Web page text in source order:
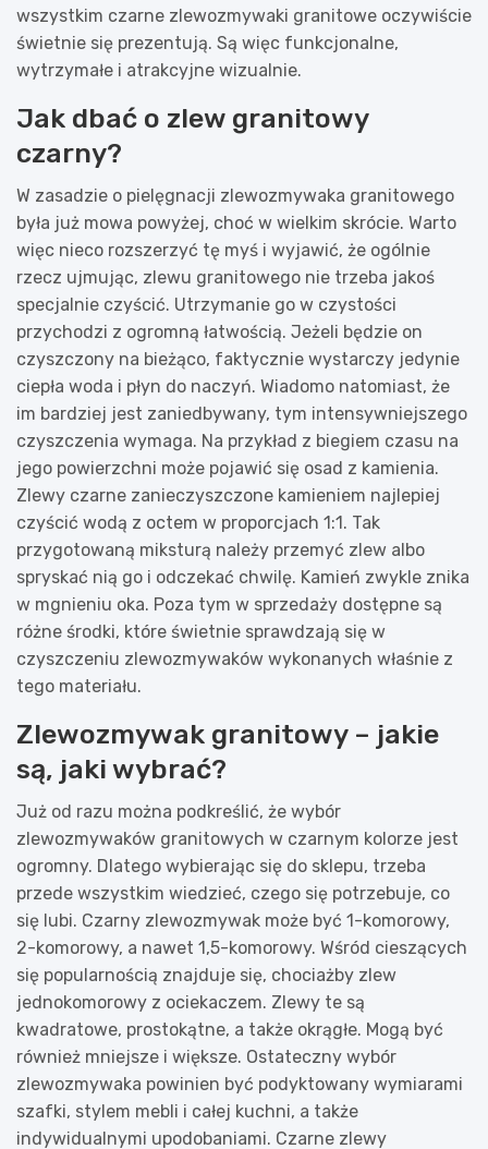
wszystkim czarne zlewozmywaki granitowe oczywiście
świetnie się prezentują. Są więc funkcjonalne,
wytrzymałe i atrakcyjne wizualnie.
Jak dbać o zlew granitowy
czarny?
W zasadzie o pielęgnacji zlewozmywaka granitowego
była już mowa powyżej, choć w wielkim skrócie. Warto
więc nieco rozszerzyć tę myś i wyjawić, że ogólnie
rzecz ujmując, zlewu granitowego nie trzeba jakoś
specjalnie czyścić. Utrzymanie go w czystości
przychodzi z ogromną łatwością. Jeżeli będzie on
czyszczony na bieżąco, faktycznie wystarczy jedynie
ciepła woda i płyn do naczyń. Wiadomo natomiast, że
im bardziej jest zaniedbywany, tym intensywniejszego
czyszczenia wymaga. Na przykład z biegiem czasu na
jego powierzchni może pojawić się osad z kamienia.
Zlewy czarne zanieczyszczone kamieniem najlepiej
czyścić wodą z octem w proporcjach 1:1. Tak
przygotowaną miksturą należy przemyć zlew albo
spryskać nią go i odczekać chwilę. Kamień zwykle znika
w mgnieniu oka. Poza tym w sprzedaży dostępne są
różne środki, które świetnie sprawdzają się w
czyszczeniu zlewozmywaków wykonanych właśnie z
tego materiału.
Zlewozmywak granitowy – jakie
są, jaki wybrać?
Już od razu można podkreślić, że wybór
zlewozmywaków granitowych w czarnym kolorze jest
ogromny. Dlatego wybierając się do sklepu, trzeba
przede wszystkim wiedzieć, czego się potrzebuje, co
się lubi. Czarny zlewozmywak może być 1-komorowy,
2-komorowy, a nawet 1,5-komorowy. Wśród cieszących
się popularnością znajduje się, chociażby zlew
jednokomorowy z ociekaczem. Zlewy te są
kwadratowe, prostokątne, a także okrągłe. Mogą być
również mniejsze i większe. Ostateczny wybór
zlewozmywaka powinien być podyktowany wymiarami
szafki, stylem mebli i całej kuchni, a także
indywidualnymi upodobaniami. Czarne zlewy